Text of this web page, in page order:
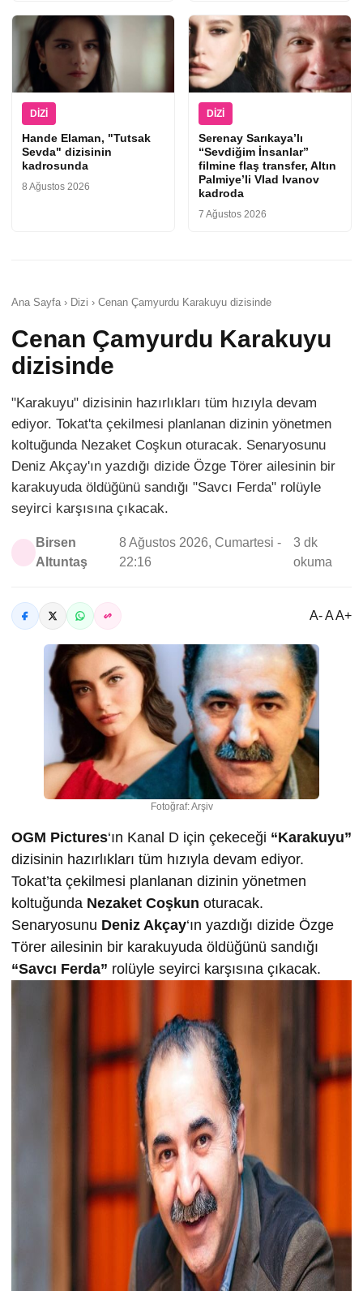
DIZI
Hande Elaman, "Tutsak
Sevda" dizisinin
kadrosunda
8 Ağustos 2026
DIZI
Serenay Sarıkaya’lı
“Sevdiğim İnsanlar”
filmine flaş transfer, Altın
Palmiye’li Vlad Ivanov
kadroda
7 Ağustos 2026
Ana Sayfa › Dizi › Cenan Çamyurdu Karakuyu dizisinde
Cenan Çamyurdu Karakuyu
dizisinde
"Karakuyu" dizisinin hazırlıkları tüm hızıyla devam
ediyor. Tokat'ta çekilmesi planlanan dizinin yönetmen
koltuğunda Nezaket Coşkun oturacak. Senaryosunu
Deniz Akçay'ın yazdığı dizide Özge Törer ailesinin bir
karakuyuda öldüğünü sandığı "Savcı Ferda" rolüyle
seyirci karşısına çıkacak.
Birsen
Altuntaş
8 Ağustos 2026, Cumartesi -
22:16
3 dk
okuma
A- A A+
Fotoğraf: Arşiv
OGM Pictures‘ın Kanal D için çekeceği “Karakuyu”
dizisinin hazırlıkları tüm hızıyla devam ediyor.
Tokat’ta çekilmesi planlanan dizinin yönetmen
koltuğunda Nezaket Coşkun oturacak.
Senaryosunu Deniz Akçay‘ın yazdığı dizide Özge
Törer ailesinin bir karakuyuda öldüğünü sandığı
“Savcı Ferda” rolüyle seyirci karşısına çıkacak.